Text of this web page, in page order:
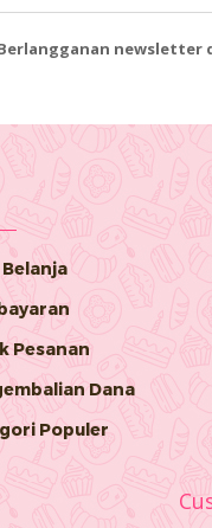
newsletter
Belanja
Pesanan
Dana
Populer